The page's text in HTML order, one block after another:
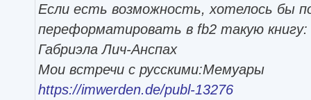
Если есть возможность, хотелось бы
переформатировать в fb2 такую книгу:
Габриэла Лич-Анспах
Мои встречи с русскими:Мемуары
https://imwerden.de/publ-13276